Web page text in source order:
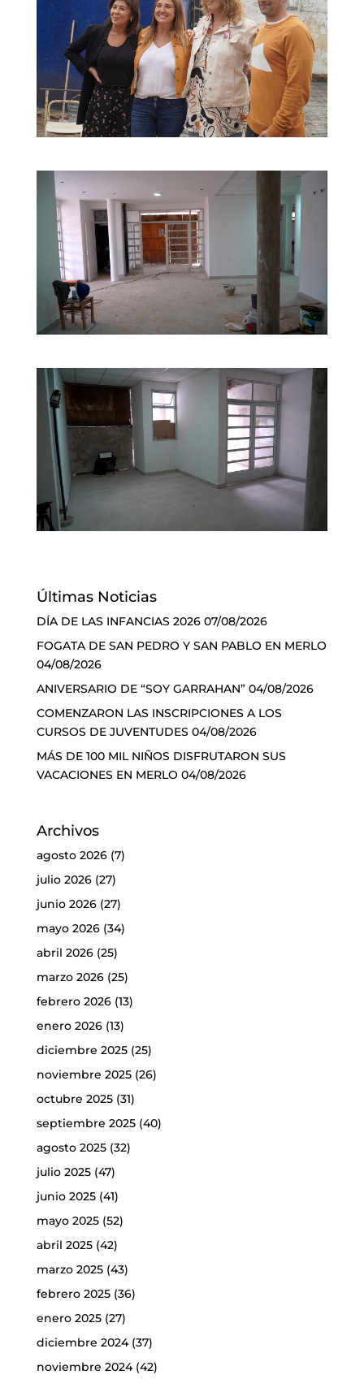
Últimas Noticias
DÍA DE LAS INFANCIAS 2026 07/08/2026
FOGATA DE SAN PEDRO Y SAN PABLO EN MERLO
04/08/2026
ANIVERSARIO DE “SOY GARRAHAN” 04/08/2026
COMENZARON LAS INSCRIPCIONES A LOS
CURSOS DE JUVENTUDES 04/08/2026
MÁS DE 100 MIL NIÑOS DISFRUTARON SUS
VACACIONES EN MERLO 04/08/2026
Archivos
agosto 2026(7)
julio 2026(27)
junio 2026(27)
mayo 2026(34)
abril 2026(25)
marzo 2026(25)
febrero 2026(13)
enero 2026(13)
diciembre 2025(25)
noviembre 2025(26)
octubre 2025(31)
septiembre 2025(40)
agosto 2025(32)
julio 2025(47)
junio 2025(41)
mayo 2025(52)
abril 2025(42)
marzo 2025(43)
febrero 2025(36)
enero 2025(27)
diciembre 2024(37)
noviembre 2024(42)